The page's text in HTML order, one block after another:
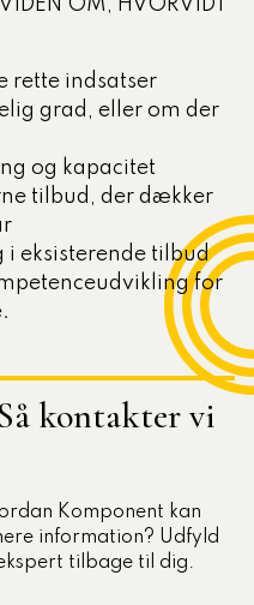
OM, HVORVIDT
rette indsatser
grad, eller om der
og kapacitet
tilbud, der dækker
i eksisterende tilbud
for
kontakter vi
Komponent kan
information? Udfyld
tilbage til dig.